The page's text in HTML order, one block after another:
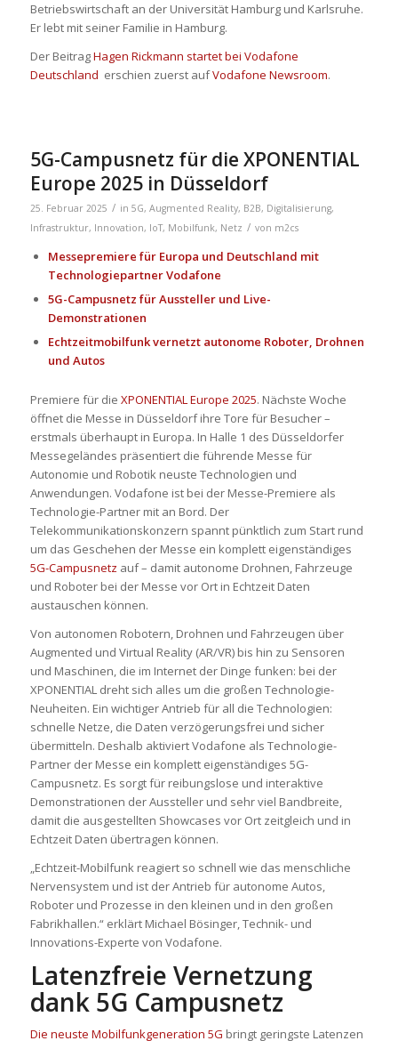
Betriebswirtschaft an der Universität Hamburg und Karlsruhe.
Er lebt mit seiner Familie in Hamburg.
Der BeitragHagen Rickmann startet bei Vodafone
Deutschland erschien zuerst aufVodafone Newsroom.
5G-Campusnetz für die XPONENTIAL
Europe 2025 in Düsseldorf
25. Februar 2025 / in 5G, Augmented Reality, B2B, Digitalisierung,
Infrastruktur, Innovation, IoT, Mobilfunk, Netz / von m2cs
Messepremiere für Europa und Deutschland mit
Technologiepartner Vodafone
5G-Campusnetz für Aussteller und Live-
Demonstrationen
Echtzeitmobilfunk vernetzt autonome Roboter, Drohnen
und Autos
Premiere für die XPONENTIAL Europe 2025. Nächste Woche
öffnet die Messe in Düsseldorf ihre Tore für Besucher –
erstmals überhaupt in Europa. In Halle 1 des Düsseldorfer
Messegeländes präsentiert die führende Messe für
Autonomie und Robotik neuste Technologien und
Anwendungen. Vodafone ist bei der Messe-Premiere als
Technologie-Partner mit an Bord. Der
Telekommunikationskonzern spannt pünktlich zum Start rund
um das Geschehen der Messe ein komplett eigenständiges
5G-Campusnetz auf – damit autonome Drohnen, Fahrzeuge
und Roboter bei der Messe vor Ort in Echtzeit Daten
austauschen können.
Von autonomen Robotern, Drohnen und Fahrzeugen über
Augmented und Virtual Reality (AR/VR) bis hin zu Sensoren
und Maschinen, die im Internet der Dinge funken: bei der
XPONENTIAL dreht sich alles um die großen Technologie-
Neuheiten. Ein wichtiger Antrieb für all die Technologien:
schnelle Netze, die Daten verzögerungsfrei und sicher
übermitteln. Deshalb aktiviert Vodafone als Technologie-
Partner der Messe ein komplett eigenständiges 5G-
Campusnetz. Es sorgt für reibungslose und interaktive
Demonstrationen der Aussteller und sehr viel Bandbreite,
damit die ausgestellten Showcases vor Ort zeitgleich und in
Echtzeit Daten übertragen können.
„Echtzeit-Mobilfunk reagiert so schnell wie das menschliche
Nervensystem und ist der Antrieb für autonome Autos,
Roboter und Prozesse in den kleinen und in den großen
Fabrikhallen.“ erklärt Michael Bösinger, Technik- und
Innovations-Experte von Vodafone.
Latenzfreie Vernetzung
dank 5G Campusnetz
Die neuste Mobilfunkgeneration 5G bringt geringste Latenzen